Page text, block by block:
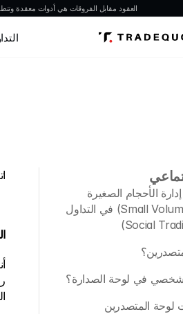
العقود مقابل الفروقات هي أدوات معقدة
في لوحة الصدارة؟